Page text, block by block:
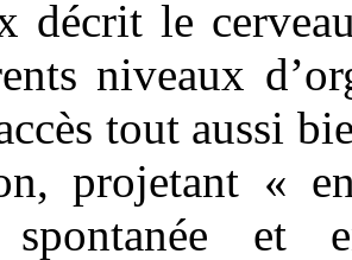
décrit le
niveaux
tout aussi
projetant «
et